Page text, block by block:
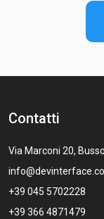
Contatti
Via Marconi 20,
+39 045 5702228
+39 366 4871479